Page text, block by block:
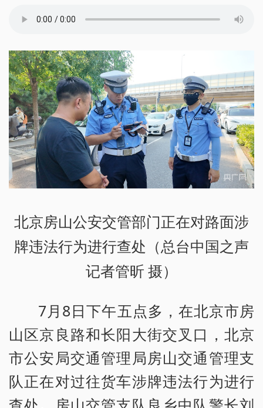
北京房山公安交管部门正在对路面涉
牌违法行为进行查处（总台中国之声
记者管昕 摄）
7月8日下午五点多，在北京市房
山区京良路和长阳大街交叉口，北京
市公安局交通管理局房山交通管理支
队正在对过往货车涉牌违法行为进行